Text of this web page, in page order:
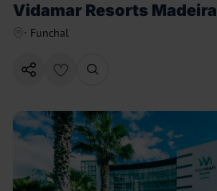
Vidamar Resorts Madeira
· Funchal